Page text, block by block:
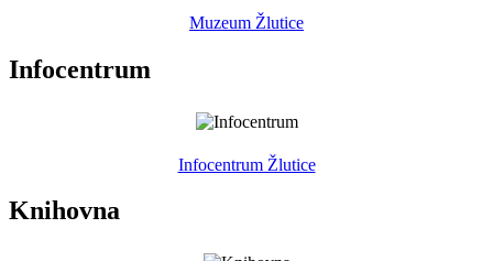
Muzeum Žlutice
Infocentrum
Infocentrum Žlutice
Knihovna